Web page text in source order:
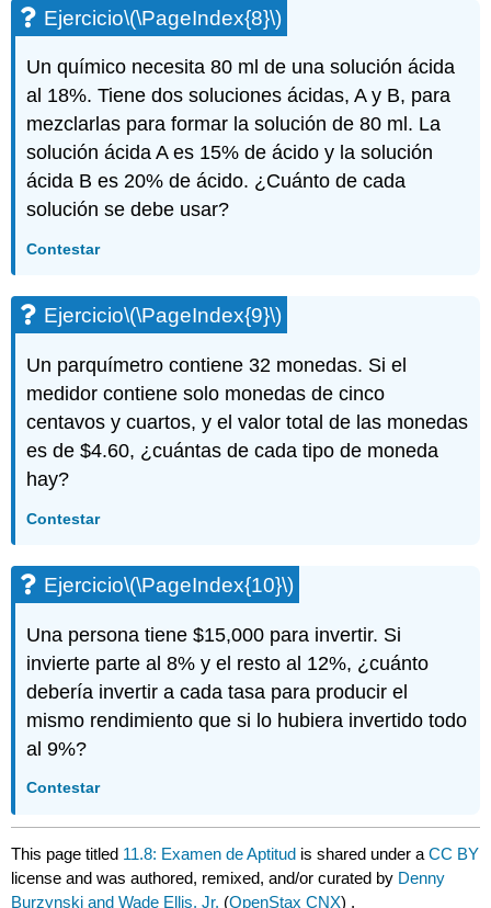
Ejercicio\(\PageIndex{8}\)
Un químico necesita 80 ml de una solución ácida
al 18%. Tiene dos soluciones ácidas, A y B, para
mezclarlas para formar la solución de 80 ml. La
solución ácida A es 15% de ácido y la solución
ácida B es 20% de ácido. ¿Cuánto de cada
solución se debe usar?
Contestar
Ejercicio\(\PageIndex{9}\)
Un parquímetro contiene 32 monedas. Si el
medidor contiene solo monedas de cinco
centavos y cuartos, y el valor total de las monedas
es de $4.60, ¿cuántas de cada tipo de moneda
hay?
Contestar
Ejercicio\(\PageIndex{10}\)
Una persona tiene $15,000 para invertir. Si
invierte parte al 8% y el resto al 12%, ¿cuánto
debería invertir a cada tasa para producir el
mismo rendimiento que si lo hubiera invertido todo
al 9%?
Contestar
This page titled 11.8: Examen de Aptitud is shared under aCC BY
license and was authored, remixed, and/or curated by Denny
Burzynski and Wade Ellis, Jr. (OpenStax CNX) .